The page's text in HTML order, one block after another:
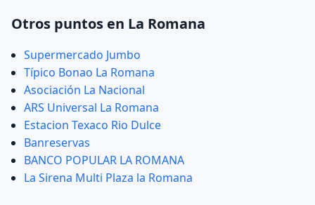
Otros puntos en La Romana
Supermercado Jumbo
Típico Bonao La Romana
Asociación La Nacional
ARS Universal La Romana
Estacion Texaco Rio Dulce
Banreservas
BANCO POPULAR LA ROMANA
La Sirena Multi Plaza la Romana